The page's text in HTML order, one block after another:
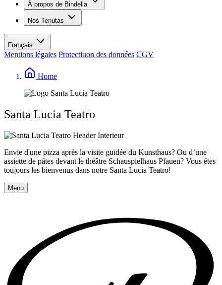
Postes vacants
Apprenants
Vos avantages
Valeurs
Personne de contact
À propos de Bindella
Vue d’ensemble
Histoire
Médias
Les Moby Dicks
Contacts
Durabilité
Nos Tenutas
Tenuta Vergaia
Français
Mentions légales Protectiuon des données CGV
Home
Santa Lucia Teatro
Envie d'une pizza après la visite guidée du Kunsthaus? Ou d’une
assiette de pâtes devant le théâtre Schauspielhaus Pfauen? Vous êtes
toujours les bienvenus dans notre Santa Lucia Teatro!
Menu